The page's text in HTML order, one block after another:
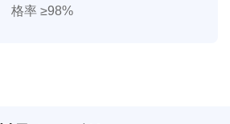
格率 ≥98%